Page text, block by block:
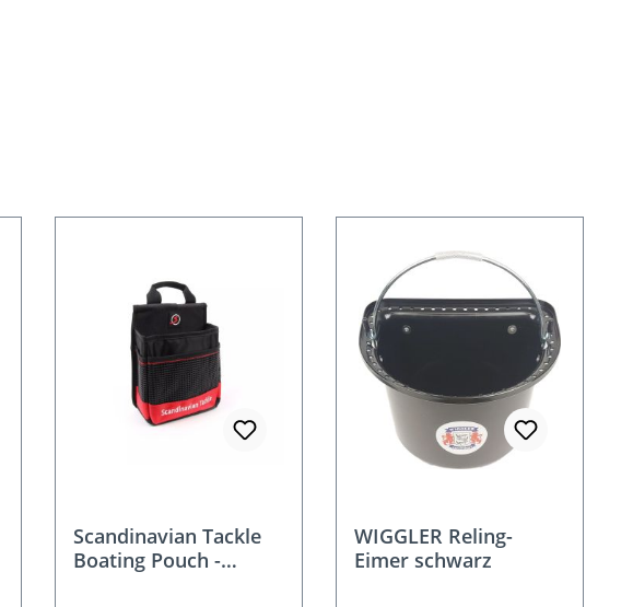
Scandinavian Tackle
Boating Pouch -
WIGGLER Reling-
Eimer schwarz